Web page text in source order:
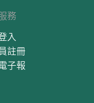
務
入
註冊
子報